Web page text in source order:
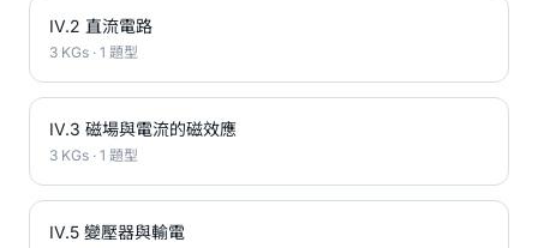
IV.2 直流電路
3 KGs · 1 題型
IV.3 磁場與電流的磁效應
3 KGs · 1 題型
IV.5 變壓器與輸電